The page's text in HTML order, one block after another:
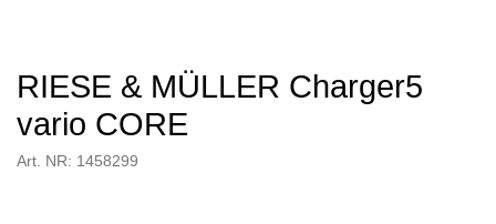
RIESE & MÜLLER Charger5
vario CORE
Art. NR: 1458299